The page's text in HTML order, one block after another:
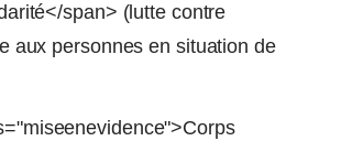
span> (lutte contre
aux personnes en situation de